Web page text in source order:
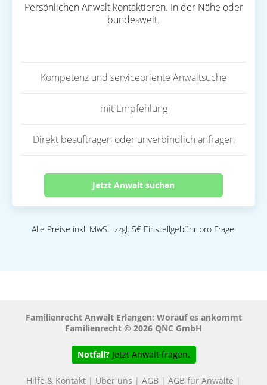
Persönlichen Anwalt kontaktieren. In der Nähe oder
bundesweit.
Kompetenz und serviceoriente Anwaltsuche
mit Empfehlung
Direkt beauftragen oder unverbindlich anfragen
Jetzt Anwalt suchen
Alle Preise inkl. MwSt. zzgl. 5€ Einstellgebühr pro Frage.
Familienrecht Anwalt Erlangen: Worauf es ankommt
Familienrecht © 2026 QNC GmbH
Notfall? Jetzt Anwalt fragen.
Hilfe & Kontakt | Über uns | AGB | AGB für Anwälte |